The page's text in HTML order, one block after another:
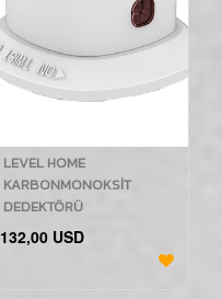
LEVEL HOME
KARBONMONOKSİT
DEDEKTÖRÜ
132,00 USD